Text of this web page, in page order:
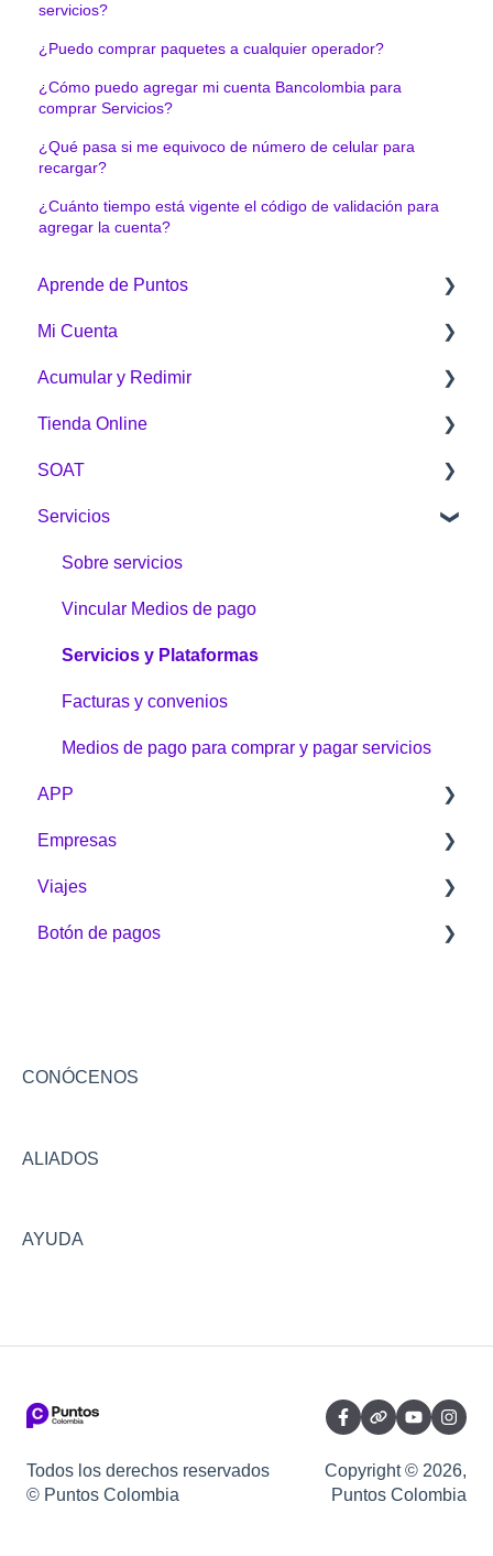
servicios?
¿Puedo comprar paquetes a cualquier operador?
¿Cómo puedo agregar mi cuenta Bancolombia para
comprar Servicios?
¿Qué pasa si me equivoco de número de celular para
recargar?
¿Cuánto tiempo está vigente el código de validación para
agregar la cuenta?
Aprende de Puntos
¿Qué es Puntos Colombia?
¿Cómo funciona Puntos Colombia?
¿Cómo acumulo Puntos Colombia?
¿Cómo redimo Puntos Colombia?
Mi Cuenta
Generalidades
Acumular y Redimir
¿Cómo acumular?
¿Cómo redimo Puntos Colombia?
Botón Puntos Colombia
Tienda Online
Tienda Online
Sobre la Tienda Online
Compras
Envíos
Problemas e inquietudes
Garantías y devoluciones
¿Cómo comprar?
SOAT
General
Servicios
Sobre servicios
Vincular Medios de pago
Servicios y Plataformas
Facturas y convenios
Medios de pago para comprar y pagar servicios
APP
General
Clave dinámica
Gestíon de Puntos
Empresas
Aprende de Puntos Colombia empresarial
Mi cuenta
Viajes
Facturas y convenios
Viajes
Sobre Viajes
Asistencias
Botón de pagos
Configuraciones y seguridad
CONÓCENOS
ALIADOS
AYUDA
Todos los derechos reservados
© Puntos Colombia
Copyright © 2026,
Puntos Colombia